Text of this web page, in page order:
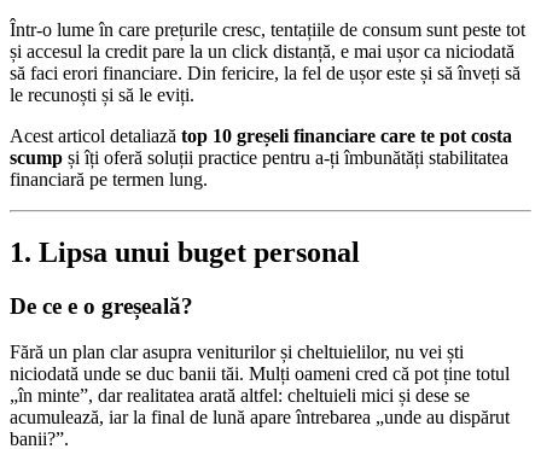
Într-o lume în care prețurile cresc, tentațiile de consum sunt peste tot
și accesul la credit pare la un click distanță, e mai ușor ca niciodată
să faci erori financiare. Din fericire, la fel de ușor este și să înveți să
le recunoști și să le eviți.
Acest articol detaliază top 10 greșeli financiare care te pot costa
scump și îți oferă soluții practice pentru a-ți îmbunătăți stabilitatea
financiară pe termen lung.
1. Lipsa unui buget personal
De ce e o greșeală?
Fără un plan clar asupra veniturilor și cheltuielilor, nu vei ști
niciodată unde se duc banii tăi. Mulți oameni cred că pot ține totul
„în minte”, dar realitatea arată altfel: cheltuieli mici și dese se
acumulează, iar la final de lună apare întrebarea „unde au dispărut
banii?”.